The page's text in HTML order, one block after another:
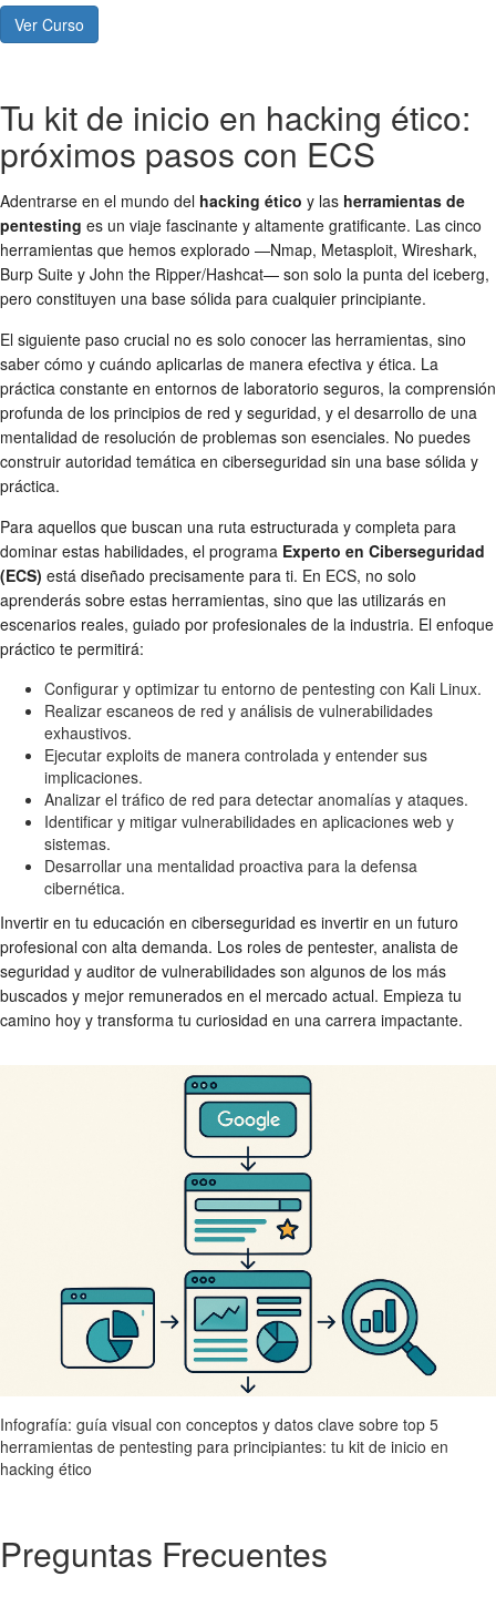
Ver Curso
Tu kit de inicio en hacking ético:
próximos pasos con ECS
Adentrarse en el mundo del hacking ético y las herramientas de
pentesting es un viaje fascinante y altamente gratificante. Las cinco
herramientas que hemos explorado —Nmap, Metasploit, Wireshark,
Burp Suite y John the Ripper/Hashcat— son solo la punta del iceberg,
pero constituyen una base sólida para cualquier principiante.
El siguiente paso crucial no es solo conocer las herramientas, sino
saber cómo y cuándo aplicarlas de manera efectiva y ética. La
práctica constante en entornos de laboratorio seguros, la comprensión
profunda de los principios de red y seguridad, y el desarrollo de una
mentalidad de resolución de problemas son esenciales. No puedes
construir autoridad temática en ciberseguridad sin una base sólida y
práctica.
Para aquellos que buscan una ruta estructurada y completa para
dominar estas habilidades, el programa Experto en Ciberseguridad
(ECS) está diseñado precisamente para ti. En ECS, no solo
aprenderás sobre estas herramientas, sino que las utilizarás en
escenarios reales, guiado por profesionales de la industria. El enfoque
práctico te permitirá:
Configurar y optimizar tu entorno de pentesting con Kali Linux.
Realizar escaneos de red y análisis de vulnerabilidades
exhaustivos.
Ejecutar exploits de manera controlada y entender sus
implicaciones.
Analizar el tráfico de red para detectar anomalías y ataques.
Identificar y mitigar vulnerabilidades en aplicaciones web y
sistemas.
Desarrollar una mentalidad proactiva para la defensa
cibernética.
Invertir en tu educación en ciberseguridad es invertir en un futuro
profesional con alta demanda. Los roles de pentester, analista de
seguridad y auditor de vulnerabilidades son algunos de los más
buscados y mejor remunerados en el mercado actual. Empieza tu
camino hoy y transforma tu curiosidad en una carrera impactante.
Infografía: guía visual con conceptos y datos clave sobre top 5
herramientas de pentesting para principiantes: tu kit de inicio en
hacking ético
Preguntas Frecuentes